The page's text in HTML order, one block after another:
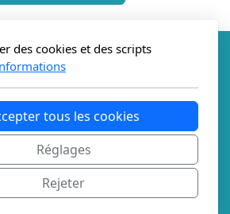
Ma solution coach
de transition de vie
des cookies et des scripts
tous les cookies
Réglages
Rejeter